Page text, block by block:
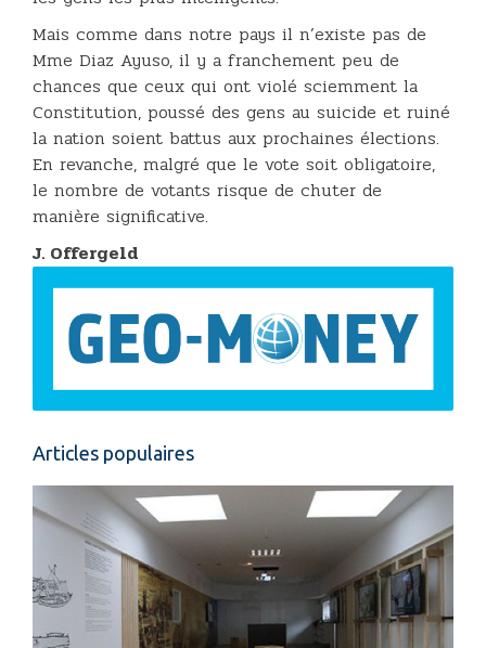
Mais comme dans notre pays il n’existe pas de
Mme Diaz Ayuso, il y a franchement peu de
chances que ceux qui ont violé sciemment la
Constitution, poussé des gens au suicide et ruiné
la nation soient battus aux prochaines élections.
En revanche, malgré que le vote soit obligatoire,
le nombre de votants risque de chuter de
manière significative.
J. Offergeld
Articles populaires